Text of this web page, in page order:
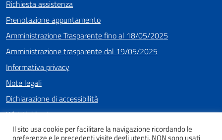
Richiesta assistenza
Prenotazione appuntamento
Amministrazione Trasparente fino al 18/05/2025
Amministrazione trasparente dal 19/05/2025
Informativa privacy
Note legali
Dichiarazione di accessibilità
Whistleblowing
Il sito usa cookie per facilitare la navigazione ricordando le